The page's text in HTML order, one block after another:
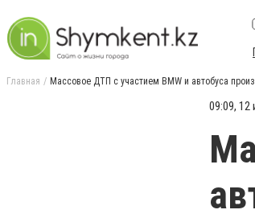
Главная Массовое ДТП с участием BMW и автобуса
09:09, 12